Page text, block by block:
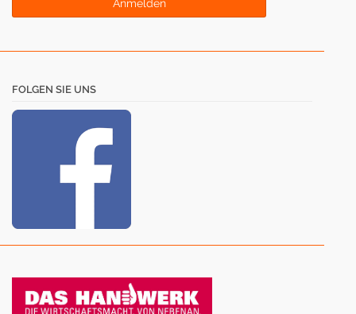
FOLGEN SIE UNS